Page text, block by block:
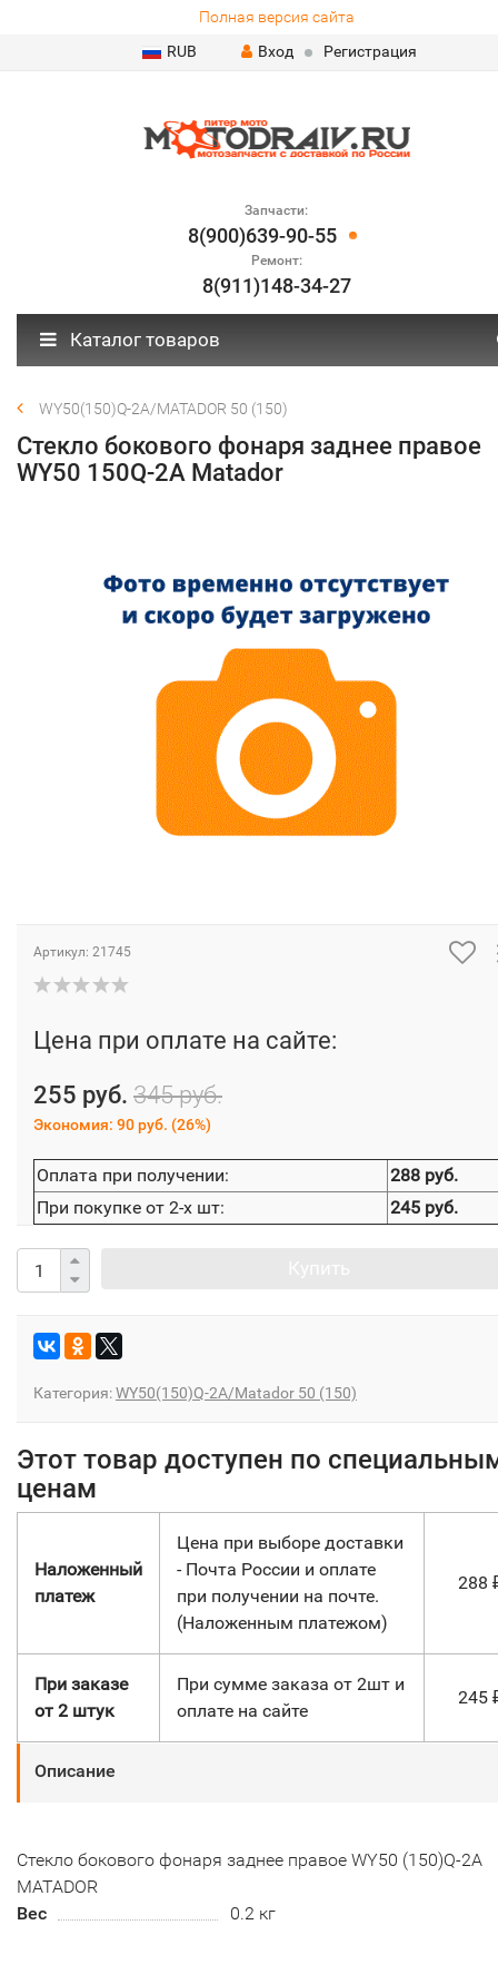
Полная версия сайта
RUB
Вход Регистрация
Запчасти:
8(900)639-90-55
Ремонт:
8(911)148-34-27
Каталог товаров
WY50(150)Q-2A/MATADOR 50 (150)
Стекло бокового фонаря заднее правое
WY50 150Q-2A Matador
Артикул: 21745
Цена при оплате на сайте:
255 руб. 345 руб.
Экономия: 90 руб. (26%)
Оплата при получении:
288 руб.
При покупке от 2-х шт:
245 руб.
Категория:WY50(150)Q-2A/Matador 50 (150)
Этот товар доступен по
ценам
Наложенный
платеж
Цена при выборе доставки
- Почта России и оплате
при получении на почте.
(Наложенным платежом)
288
При заказе
от 2 штук
При сумме заказа от 2шт и
оплате на сайте
245
Описание
Стекло бокового фонаря заднее правое WY50 (150)Q-2A
MATADOR
Вес
0.2 кг